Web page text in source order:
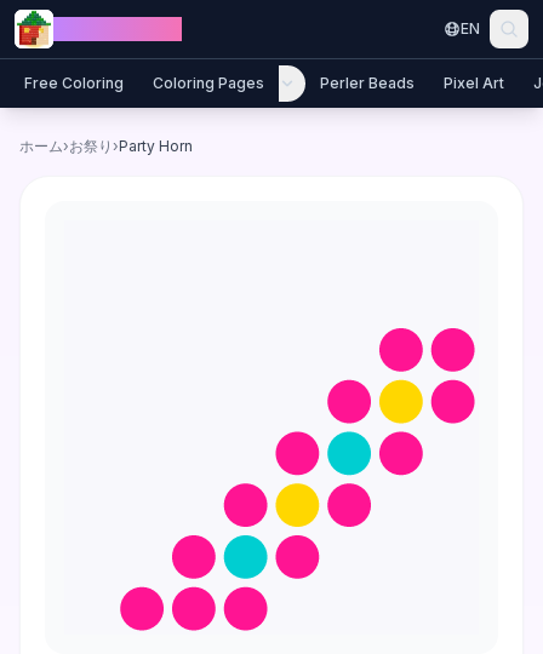
Skip to content
EN
Free Coloring Coloring Pages Perler Beads Pixel Art
ホーム›お祭り ›Party Horn